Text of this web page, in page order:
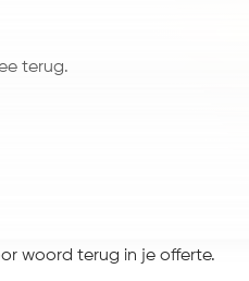
terug.
woord terug in je offerte.